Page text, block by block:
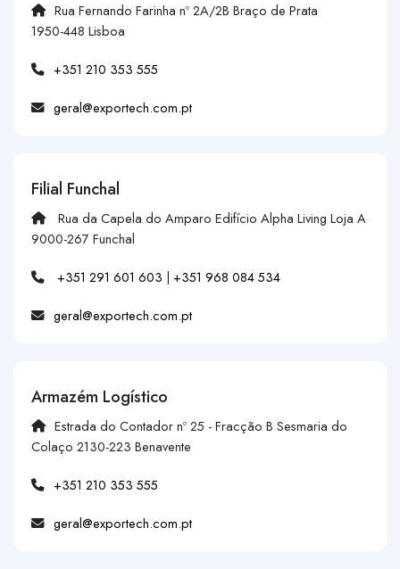
Rua Fernando Farinha nº 2A/2B Braço de Prata
1950-448 Lisboa
+351 210 353 555
geral@exportech.com.pt
Filial Funchal
Rua da Capela do Amparo Edifício Alpha Living Loja A
9000-267 Funchal
+351 291 601 603 | +351 968 084 534
geral@exportech.com.pt
Armazém Logístico
Estrada do Contador nº 25 - Fracção B Sesmaria do
Colaço 2130-223 Benavente
+351 210 353 555
geral@exportech.com.pt